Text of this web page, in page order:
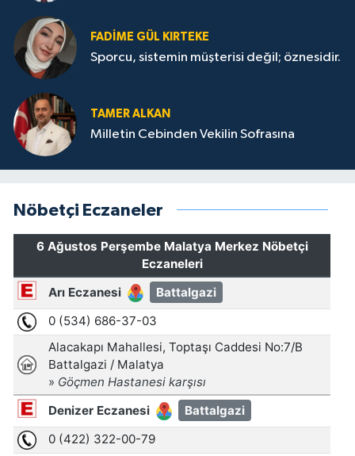
FADIME GÜL KIRTEKE
Sporcu, sistemin müşterisi değil; öznesidir.
TAMER ALKAN
Milletin Cebinden Vekilin Sofrasına
Nöbetçi Eczaneler